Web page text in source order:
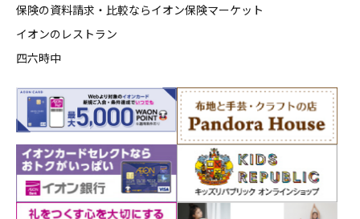
保険の資料請求・比較ならイオン保険マーケット
イオンのレストラン
四六時中